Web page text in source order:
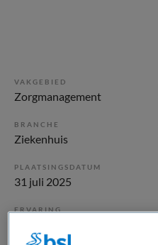
VAKGEBIED
Zorgmanagement
BRANCHE
Ziekenhuis
PLAATSINGSDATUM
31 juli 2025
ERVARING